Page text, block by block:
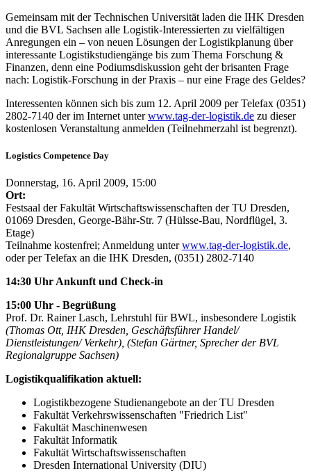
Gemeinsam mit der Technischen Universität laden die IHK Dresden
und die BVL Sachsen alle Logistik-Interessierten zu vielfältigen
Anregungen ein – von neuen Lösungen der Logistikplanung über
interessante Logistikstudiengänge bis zum Thema Forschung &
Finanzen, denn eine Podiumsdiskussion geht der brisanten Frage
nach: Logistik-Forschung in der Praxis – nur eine Frage des Geldes?
Interessenten können sich bis zum 12. April 2009 per Telefax (0351)
2802-7140 der im Internet unterwww.tag-der-logistik.de zu dieser
kostenlosen Veranstaltung anmelden (Teilnehmerzahl ist begrenzt).
Logistics Competence Day
Donnerstag, 16. April 2009, 15:00
Ort:
Festsaal der Fakultät Wirtschaftswissenschaften der TU Dresden,
01069 Dresden, George-Bähr-Str. 7 (Hülsse-Bau, Nordflügel, 3.
Etage)
Teilnahme kostenfrei; Anmeldung unterwww.tag-der-logistik.de,
oder per Telefax an die IHK Dresden, (0351) 2802-7140
14:30 Uhr Ankunft und Check-in
15:00 Uhr - Begrüßung
Prof. Dr. Rainer Lasch, Lehrstuhl für BWL, insbesondere Logistik
(Thomas Ott, IHK Dresden, Geschäftsführer Handel/
Dienstleistungen/ Verkehr), (Stefan Gärtner, Sprecher der BVL
Regionalgruppe Sachsen)
Logistikqualifikation aktuell:
Logistikbezogene Studienangebote an der TU Dresden
Fakultät Verkehrswissenschaften "Friedrich List"
Fakultät Maschinenwesen
Fakultät Informatik
Fakultät Wirtschafts­wissenschaften
Dresden International University (DIU)